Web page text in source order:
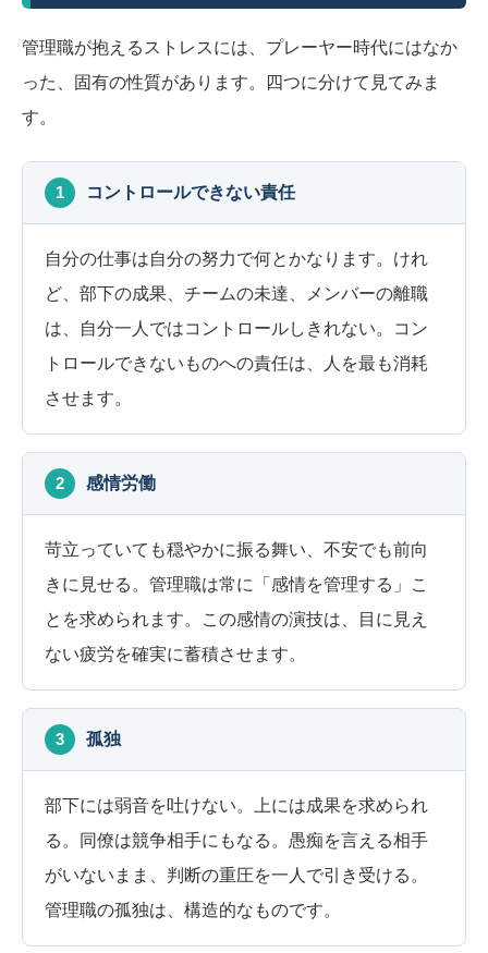
管理職が抱えるストレスには、プレーヤー時代にはなか
った、固有の性質があります。四つに分けて見てみま
す。
1 コントロールできない責任
自分の仕事は自分の努力で何とかなります。けれ
ど、部下の成果、チームの未達、メンバーの離職
は、自分一人ではコントロールしきれない。コン
トロールできないものへの責任は、人を最も消耗
させます。
2 感情労働
苛立っていても穏やかに振る舞い、不安でも前向
きに見せる。管理職は常に「感情を管理する」こ
とを求められます。この感情の演技は、目に見え
ない疲労を確実に蓄積させます。
3 孤独
部下には弱音を吐けない。上には成果を求められ
る。同僚は競争相手にもなる。愚痴を言える相手
がいないまま、判断の重圧を一人で引き受ける。
管理職の孤独は、構造的なものです。